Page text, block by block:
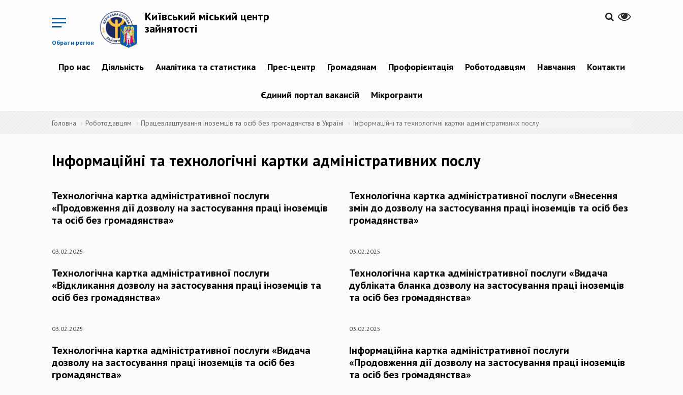
Обрати регіон
Київський міський центр
зайнятості
Про нас Діяльність Аналітика та статистика Прес-центр Громадянам Профорієнтація Роботодавцям Навчання Контакти
Єдиний портал вакансій Мікрогранти
Головна Роботодавцям Працевлаштування іноземців та осіб без громадянства в Україні Інформаційні та технологічні картки адміністративних послу
Інформаційні та технологічні картки адміністративних послу
Технологічна картка адміністративної послуги
«Продовження дії дозволу на застосування праці іноземців
та осіб без громадянства»
03.02.2025
Технологічна картка адміністративної послуги
«Відкликання дозволу на застосування праці іноземців та
осіб без громадянства»
03.02.2025
Технологічна картка адміністративної послуги «Видача
дозволу на застосування праці іноземців та осіб без
громадянства»
Технологічна картка адміністративної послуги «Внесення
змін до дозволу на застосування праці іноземців та осіб без
громадянства»
03.02.2025
Технологічна картка адміністративної послуги «Видача
дубліката бланка дозволу на застосування праці іноземців
та осіб без громадянства»
03.02.2025
Інформаційна картка адміністративної послуги
«Продовження дії дозволу на застосування праці іноземців
та осіб без громадянства»